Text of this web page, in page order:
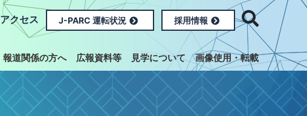
アクセス J-PARC 運転状況 採用情報
報道関係の方へ 広報資料等 見学について 画像使用・転載